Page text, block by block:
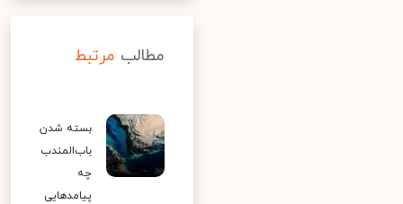
مطالب مرتبط
بسته شدن
باب‌المندب
چه
پیامدهایی